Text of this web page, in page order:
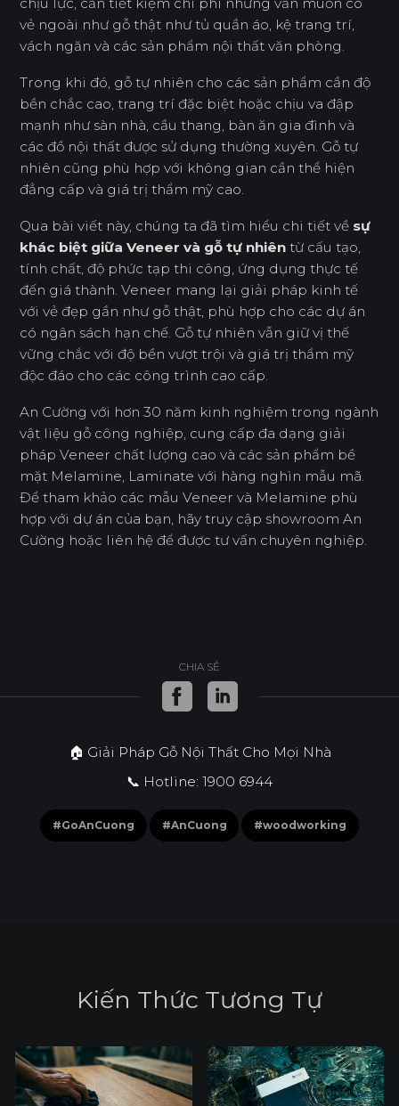
vẻ ngoài như gỗ thật như tủ quần áo, kệ trang trí,
vách ngăn và các sản phẩm nội thất văn phòng.
Trong khi đó, gỗ tự nhiên cho các sản phẩm cần độ
bền chắc cao, trang trí đặc biệt hoặc chịu va đập
mạnh như sàn nhà, cầu thang, bàn ăn gia đình và
các đồ nội thất được sử dụng thường xuyên. Gỗ tự
nhiên cũng phù hợp với không gian cần thể hiện
đẳng cấp và giá trị thẩm mỹ cao.
Qua bài viết này, chúng ta đã tìm hiểu chi tiết về sự
khác biệt giữa Veneer và gỗ tự nhiên từ cấu tạo,
tính chất, độ phức tạp thi công, ứng dụng thực tế
đến giá thành. Veneer mang lại giải pháp kinh tế
với vẻ đẹp gần như gỗ thật, phù hợp cho các dự án
có ngân sách hạn chế. Gỗ tự nhiên vẫn giữ vị thế
vững chắc với độ bền vượt trội và giá trị thẩm mỹ
độc đáo cho các công trình cao cấp.
An Cường với hơn 30 năm kinh nghiệm trong ngành
vật liệu gỗ công nghiệp, cung cấp đa dạng giải
pháp Veneer chất lượng cao và các sản phẩm bề
mặt Melamine, Laminate với hàng nghìn mẫu mã.
Để tham khảo các mẫu Veneer và Melamine phù
hợp với dự án của bạn, hãy truy cập showroom An
Cường hoặc liên hệ để được tư vấn chuyên nghiệp.
CHIA SẺ
🏠 Giải Pháp Gỗ Nội Thất Cho Mọi Nhà
📞 Hotline: 1900 6944
#GoAnCuong #AnCuong #woodworking
Kiến Thức Tương Tự